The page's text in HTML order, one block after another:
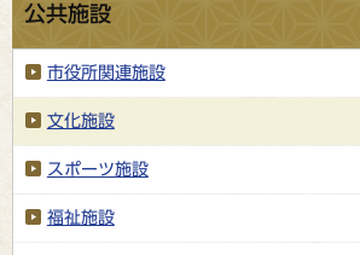
公共施設
市役所関連施設
文化施設
スポーツ施設
福祉施設